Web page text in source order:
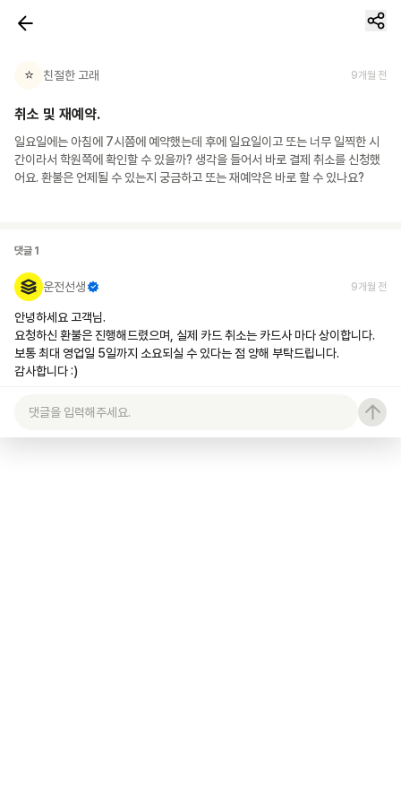
⭐ 친절한 고래 9개월 전
취소 및 재예약.
일요일에는 아침에 7시쯤에 예약했는데 후에 일요일이고 또는 너무 일찍한 시
간이라서 학원쯕에 확인할 수 있을까? 생각을 들어서 바로 결제 취소를 신청했
어요. 환불은 언제될 수 있는지 궁금하고 또는 재예약은 바로 할 수 있나요?
댓글 1
운전선생 9개월 전
안녕하세요 고객님.
요청하신 환불은 진행해드렸으며, 실제 카드 취소는 카드사 마다 상이합니다.
보통 최대 영업일 5일까지 소요되실 수 있다는 점 양해 부탁드립니다.
감사합니다 :)